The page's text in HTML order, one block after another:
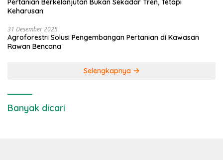
Pertanian Berkelanjutan Bukan Sekadar Tren, Tetapi
Keharusan
31 Desember 2025
Agroforestri Solusi Pengembangan Pertanian di Kawasan
Rawan Bencana
Selengkapnya
Banyak dicari